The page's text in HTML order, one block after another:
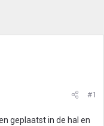
#1
geplaatst in de hal en